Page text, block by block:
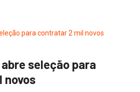
abre seleção para
novos